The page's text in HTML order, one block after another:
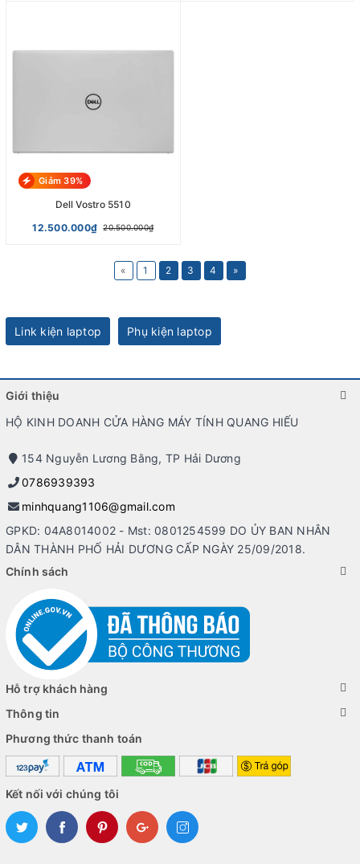
Giảm 39%
Dell Vostro 5510
12.500.000₫
20.500.000₫
« 1 2 3 4 »
Link kiện laptop Phụ kiện laptop
Giới thiệu
HỘ KINH DOANH CỬA HÀNG MÁY TÍNH QUANG HIẾU
154 Nguyễn Lương Bằng, TP Hải Dương
0786939393
minhquang1106@gmail.com
GPKD: 04A8014002 - Mst: 0801254599 DO ỦY BAN NHÂN
DÂN THÀNH PHỐ HẢI DƯƠNG CẤP NGÀY 25/09/2018.
Chính sách
Hỗ trợ khách hàng
Thông tin
Phương thức thanh toán
Kết nối với chúng tôi